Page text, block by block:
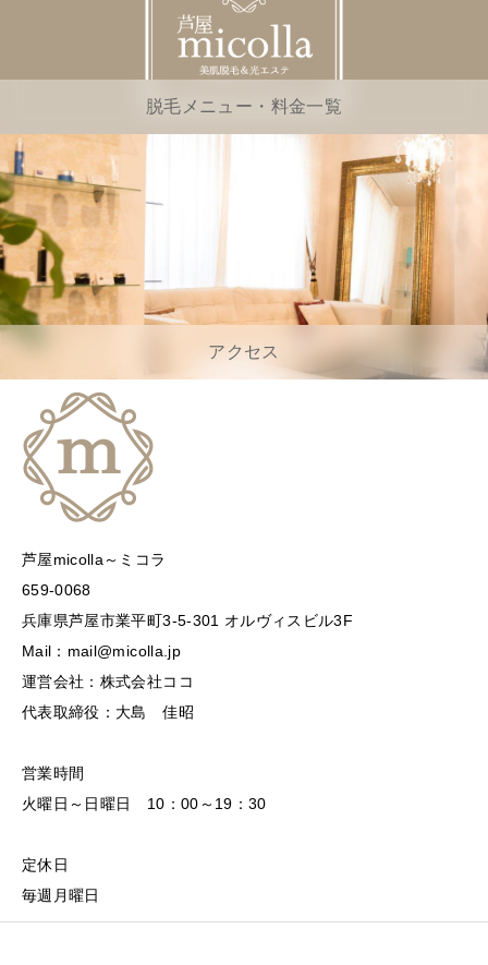
脱毛メニュー・料金一覧
アクセス
芦屋micolla～ミコラ
659-0068
兵庫県芦屋市業平町3-5-301 オルヴィスビル3F
Mail：mail@micolla.jp
運営会社：株式会社ココ
代表取締役：大島 佳昭
営業時間
火曜日～日曜日 10：00～19：30
定休日
毎週月曜日